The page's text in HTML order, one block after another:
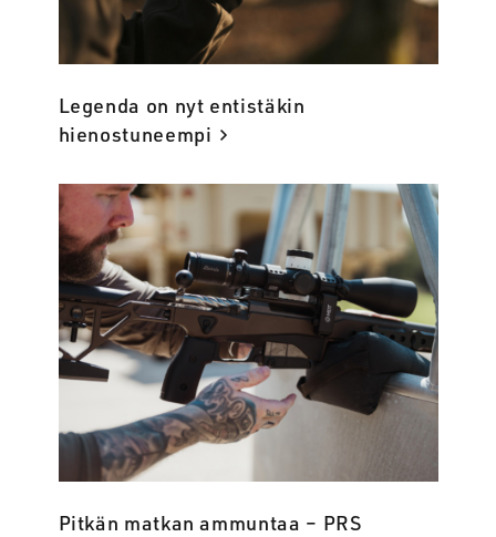
Legenda on nyt entistäkin
hienostuneempi
Pitkän matkan ammuntaa – PRS